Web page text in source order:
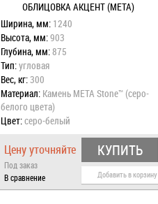
ОБЛИЦОВКА АКЦЕНТ (МЕТА)
Ширина, мм: 1240
Высота, мм:903
Глубина, мм:875
Тип:угловая
Вес, кг:300
Материал: Камень META Stone™ (серо-
белого цвета)
Цвет:серо-белый
Цену уточняйте
Под заказ
КУПИТЬ
В сравнение Добавить в корзину